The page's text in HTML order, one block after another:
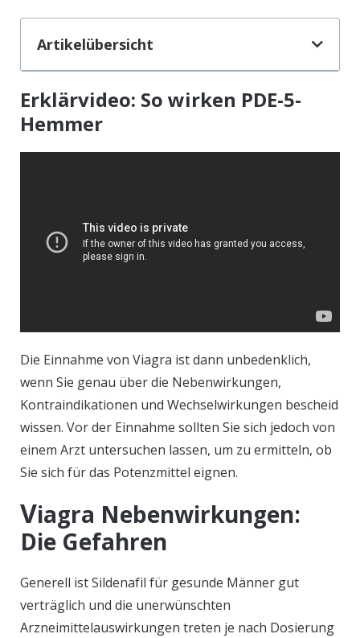
Artikelübersicht
Erklärvideo: So wirken PDE-5-
Hemmer
Die Einnahme von Viagra ist dann unbedenklich,
wenn Sie genau über die Nebenwirkungen,
Kontraindikationen und Wechselwirkungen bescheid
wissen. Vor der Einnahme sollten Sie sich jedoch von
einem Arzt untersuchen lassen, um zu ermitteln, ob
Sie sich für das Potenzmittel eignen.
Viagra Nebenwirkungen:
Die Gefahren
Generell ist Sildenafil für gesunde Männer gut
verträglich und die unerwünschten
Arzneimittelauswirkungen treten je nach Dosierung